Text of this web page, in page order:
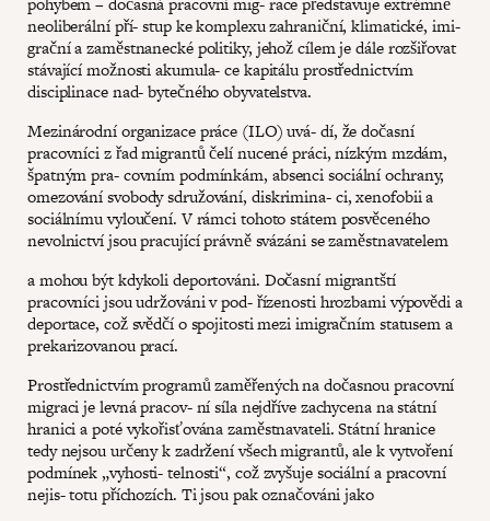
neoliberální pří- stup ke komplexu zahraniční, klimatické, imi-
grační a zaměstnanecké politiky, jehož cílem je dále rozšiřovat
stávající možnosti akumula- ce kapitálu prostřednictvím
disciplinace nad- bytečného obyvatelstva.
Mezinárodní organizace práce (ILO) uvá- dí, že dočasní
pracovníci z řad migrantů čelí nucené práci, nízkým mzdám,
špatným pra- covním podmínkám, absenci sociální ochrany,
omezování svobody sdružování, diskrimina- ci, xenofobii a
sociálnímu vyloučení. V rámci tohoto státem posvěceného
nevolnictví jsou pracující právně svázáni se zaměstnavatelem
a mohou být kdykoli deportováni. Dočasní migrantští
pracovníci jsou udržováni v pod- řízenosti hrozbami výpovědi a
deportace, což svědčí o spojitosti mezi imigračním statusem a
prekarizovanou prací.
Prostřednictvím programů zaměřených na dočasnou pracovní
migraci je levná pracov- ní síla nejdříve zachycena na státní
hranici a poté vykořisťována zaměstnavateli. Státní hranice
tedy nejsou určeny k zadržení všech migrantů, ale k vytvoření
podmínek „vyhosti- telnosti“, což zvyšuje sociální a pracovní
nejis- totu příchozích. Ti jsou pak označováni jako